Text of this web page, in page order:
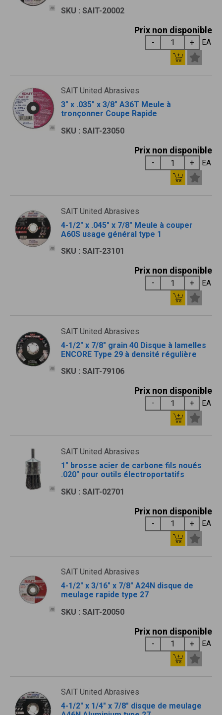
SKU : SAIT-20002
Prix non disponible
EA
SAIT United Abrasives
3" x .035" x 3/8" A36T Meule à
tronçonner Coupe Rapide
SKU : SAIT-23050
Prix non disponible
EA
SAIT United Abrasives
4-1/2" x .045" x 7/8" Meule à couper
A60S usage général type 1
SKU : SAIT-23101
Prix non disponible
EA
SAIT United Abrasives
4-1/2" x 7/8" grain 40 Disque à lamelles
ENCORE Type 29 à densité régulière
SKU : SAIT-79106
Prix non disponible
EA
SAIT United Abrasives
1" brosse acier de carbone fils noués
.020" pour outils électroportatifs
SKU : SAIT-02701
Prix non disponible
EA
SAIT United Abrasives
4-1/2" x 3/16" x 7/8" A24N disque de
meulage rapide type 27
SKU : SAIT-20050
Prix non disponible
EA
SAIT United Abrasives
4-1/2" x 1/4" x 7/8" disque de meulage